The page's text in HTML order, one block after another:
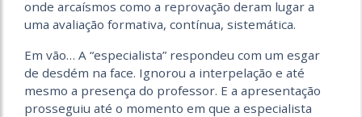
onde arcaísmos como a reprovação deram lugar a
uma avaliação formativa, contínua, sistemática.
Em vão… A “especialista” respondeu com um esgar
de desdém na face. Ignorou a interpelação e até
mesmo a presença do professor. E a apresentação
prosseguiu até o momento em que a especialista